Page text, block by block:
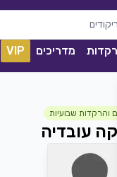
מדריכים VIP
והרקדות שבועיות
עובדיה